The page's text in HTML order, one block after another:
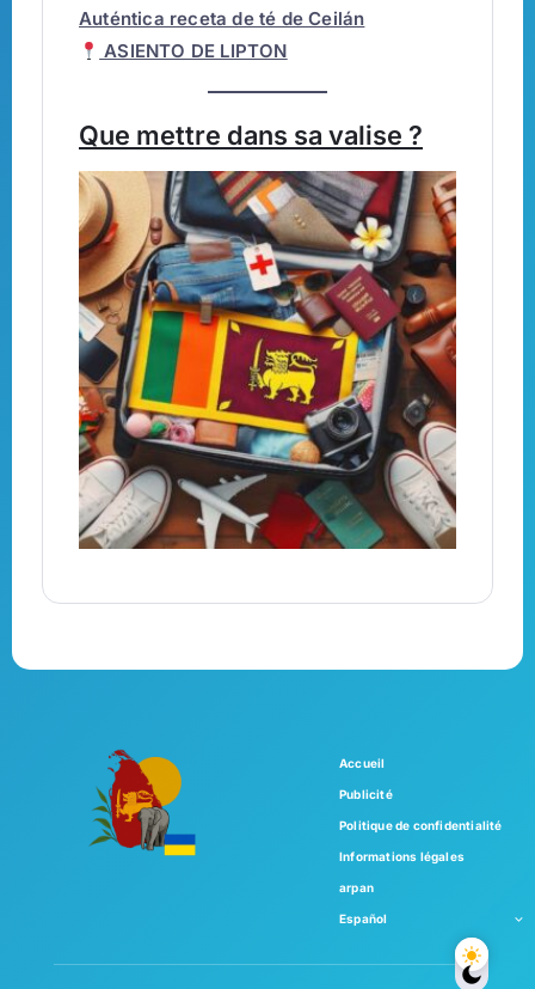
Auténtica receta de té de Ceilán
ASIENTO DE LIPTON
Que mettre dans sa valise ?
Accueil
Publicité
Politique de confidentialité
Informations légales
arpan
Español